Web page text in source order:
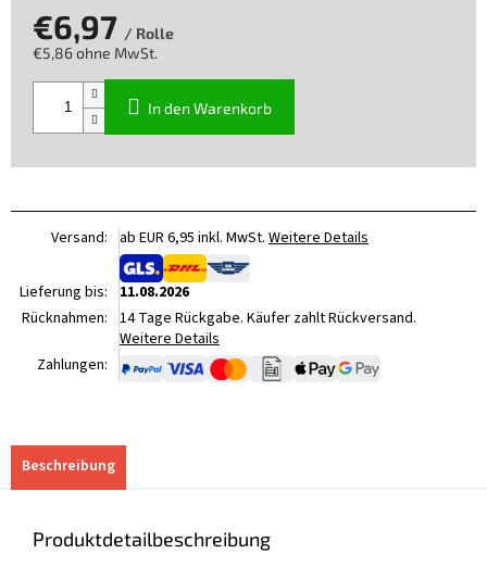
€6,97 / Rolle
€5,86 ohne MwSt.
In den Warenkorb
Versand: ab EUR 6,95 inkl. MwSt. Weitere Details
Lieferung bis:
11.08.2026
Rücknahmen: 14 Tage Rückgabe. Käufer zahlt Rückversand.
Weitere Details
Zahlungen:
Beschreibung
Produktdetailbeschreibung